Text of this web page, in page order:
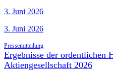
3. Juni 2026
3. Juni 2026
Pressemitteilung
Ergebnisse der ordentlichen
Aktiengesellschaft 2026